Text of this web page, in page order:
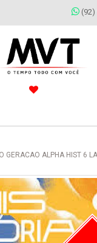
(92)
GERACAO ALPHA HIST 6